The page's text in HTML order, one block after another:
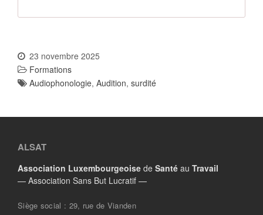
23 novembre 2025
Formations
Audiophonologie, Audition, surdité
ALSAT
Association Luxembourgeoise de Santé au Travail
— Association Sans But Lucratif —
Siège social : 29, rue de Vianden